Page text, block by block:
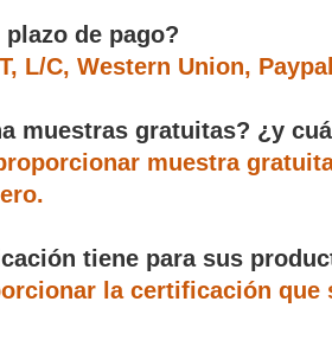
de pago?
L/C, Western Union,
muestras gratuitas? ¿y
muestra
tiene para sus
la certificación que